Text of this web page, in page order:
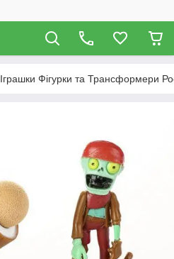
Іграшки Фігурки та Трансформери